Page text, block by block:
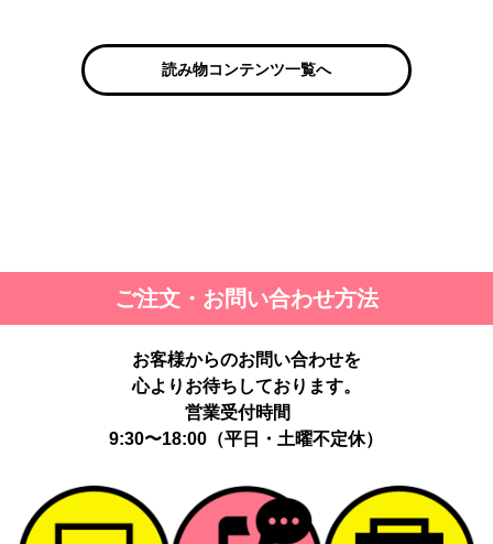
読み物コンテンツ一覧へ
ご注文・お問い合わせ方法
お客様からのお問い合わせを
心よりお待ちしております。
営業受付時間
9:30〜18:00（平日・土曜不定休）